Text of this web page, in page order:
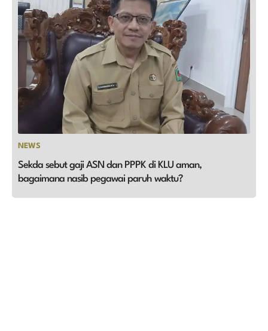
NEWS
Sekda sebut gaji ASN dan PPPK di KLU aman,
bagaimana nasib pegawai paruh waktu?